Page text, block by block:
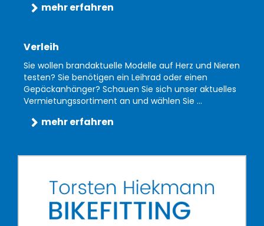
mehr erfahren
Verleih
Sie wollen brandaktuelle Modelle auf Herz und Nieren
testen? Sie benötigen ein Leihrad oder einen
Gepäckanhänger? Schauen Sie sich unser aktuelles
Vermietungssortiment an und wählen Sie ...
mehr erfahren